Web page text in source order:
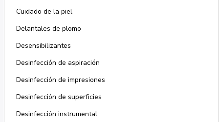
Cuidado de la piel
Delantales de plomo
Desensibilizantes
Desinfección de aspiración
Desinfección de impresiones
Desinfección de superficies
Desinfección instrumental